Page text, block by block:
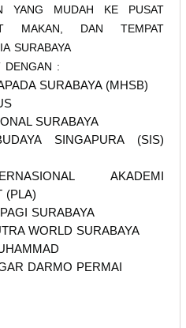
YANG MUDAH KE PUSAT
MAKAN, DAN TEMPAT
SURABAYA
DENGAN :
SURABAYA (MHSB)
SURABAYA
SINGAPURA (SIS)
AKADEMI
(PLA)
SURABAYA
WORLD SURABAYA
DARMO PERMAI